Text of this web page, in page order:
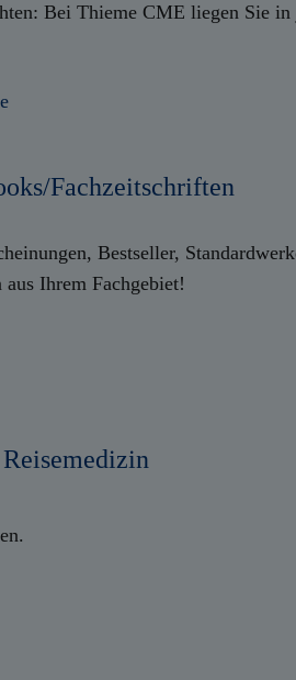
Bei Thieme CME liegen Sie in
Fachzeitschriften
Bestseller,
Ihrem Fachgebiet!